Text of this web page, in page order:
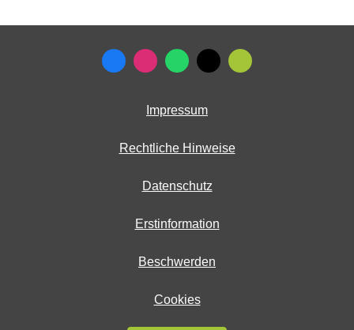
Impressum
Rechtliche Hinweise
Datenschutz
Erstinformation
Beschwerden
Cookies